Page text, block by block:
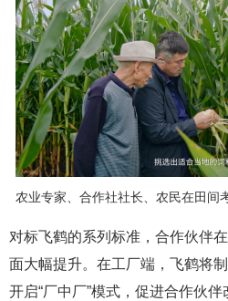
农业专家、合作社社长、农民在田间
对标飞鹤的系列标准，合作伙伴
面大幅提升。在工厂端，飞鹤将
开启“厂中厂”模式，促进合作伙